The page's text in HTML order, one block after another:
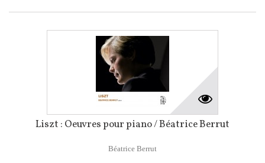
Liszt : Oeuvres pour piano / Béatrice Berrut
Béatrice Berrut